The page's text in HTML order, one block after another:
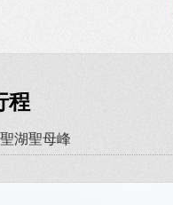
程
湖聖母峰